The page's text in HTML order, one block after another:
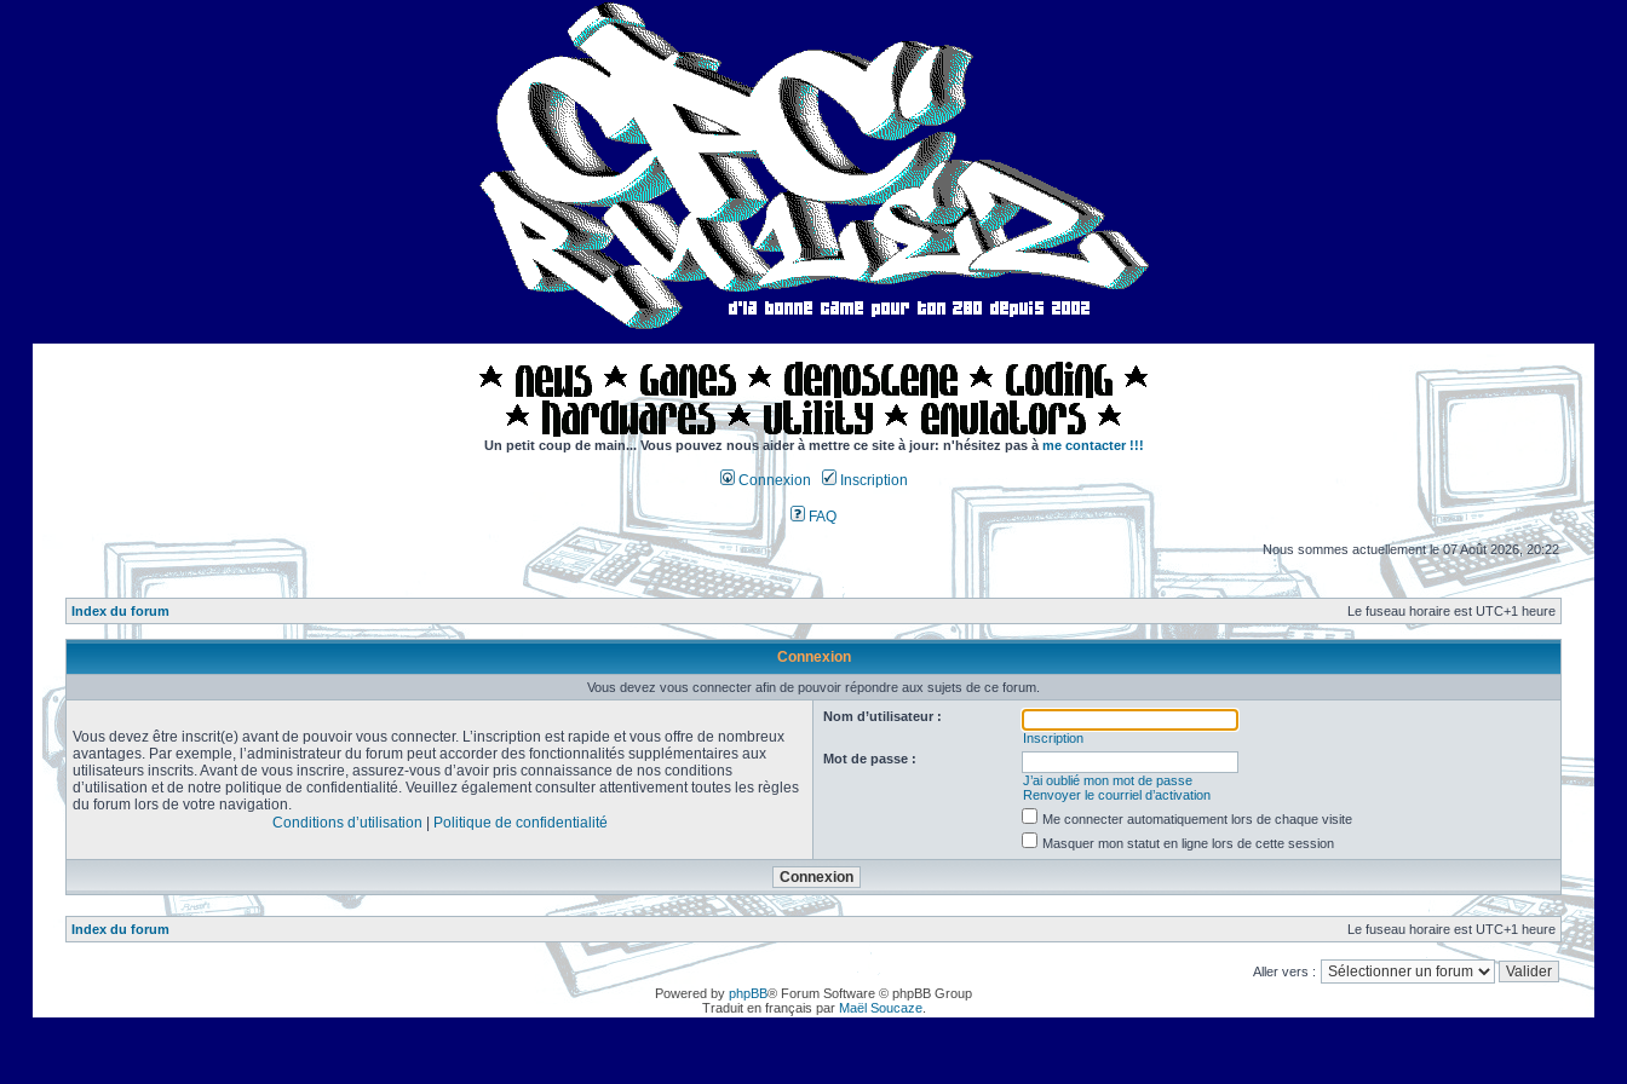
Un petit coup de main... Vous pouvez nous aider à mettre ce site à jour: n'hésitez pas à me contacter !!!
Connexion Inscription
FAQ
Nous sommes actuellement le 07 Août 2026, 20:22
Index du forum Le fuseau horaire est UTC+1 heure
Connexion
Vous devez vous connecter afin de pouvoir répondre aux sujets de ce forum.
Vous devez être inscrit(e) avant de pouvoir vous connecter. L’inscription est rapide et vous offre de nombreux
avantages. Par exemple, l’administrateur du forum peut accorder des fonctionnalités supplémentaires aux
utilisateurs inscrits. Avant de vous inscrire, assurez-vous d’avoir pris connaissance de nos conditions
d’utilisation et de notre politique de confidentialité. Veuillez également consulter attentivement toutes les règles
du forum lors de votre navigation.
Conditions d’utilisation
Politique de confidentialité
Nom d’utilisateur :
Inscription
Mot de passe :
J’ai oublié mon mot de passe
Renvoyer le courriel d’activation
Me connecter automatiquement lors de chaque visite
Masquer mon statut en ligne lors de cette session
Index du forum Le fuseau horaire est UTC+1 heure
Aller vers :
Powered by phpBB® Forum Software © phpBB Group
Traduit en français par Maël Soucaze.